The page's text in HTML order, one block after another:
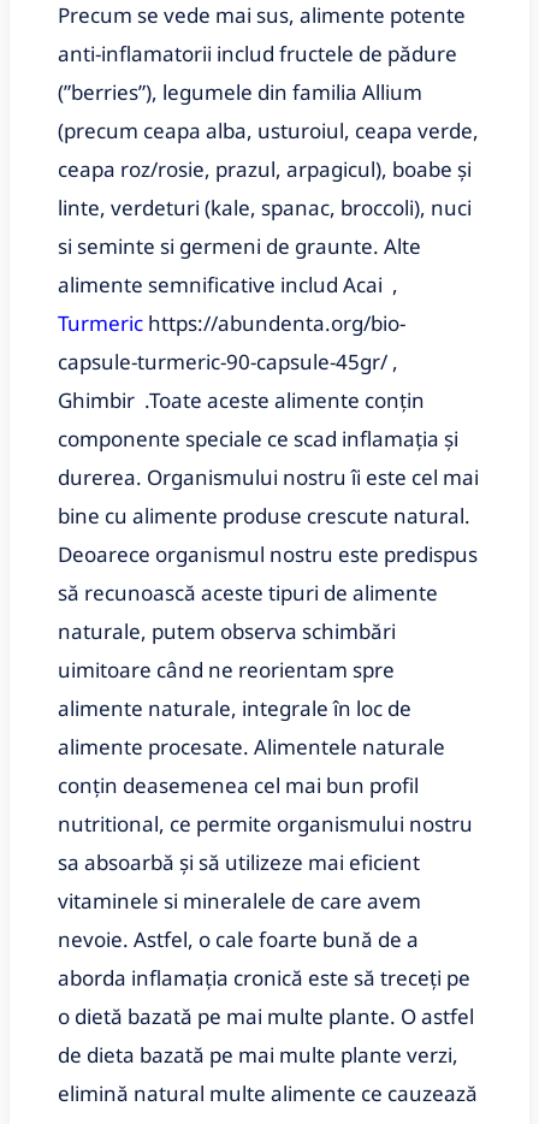
Precum se vede mai sus, alimente potente
anti-inflamatorii includ fructele de pădure
(ʺberriesʺ), legumele din familia Allium
(precum ceapa alba, usturoiul, ceapa verde,
ceapa roz/rosie, prazul, arpagicul), boabe și
linte, verdeturi (kale, spanac, broccoli), nuci
si seminte si germeni de graunte. Alte
alimente semnificative includ Acai ,
Turmeric https://abundenta.org/bio-
capsule-turmeric-90-capsule-45gr/ ,
Ghimbir .Toate aceste alimente conțin
componente speciale ce scad inflamația și
durerea. Organismului nostru îi este cel mai
bine cu alimente produse crescute natural.
Deoarece organismul nostru este predispus
să recunoască aceste tipuri de alimente
naturale, putem observa schimbări
uimitoare când ne reorientam spre
alimente naturale, integrale în loc de
alimente procesate. Alimentele naturale
conțin deasemenea cel mai bun profil
nutritional, ce permite organismului nostru
sa absoarbă și să utilizeze mai eficient
vitaminele si mineralele de care avem
nevoie. Astfel, o cale foarte bună de a
aborda inflamația cronică este să treceți pe
o dietă bazată pe mai multe plante. O astfel
de dieta bazată pe mai multe plante verzi,
elimină natural multe alimente ce cauzează